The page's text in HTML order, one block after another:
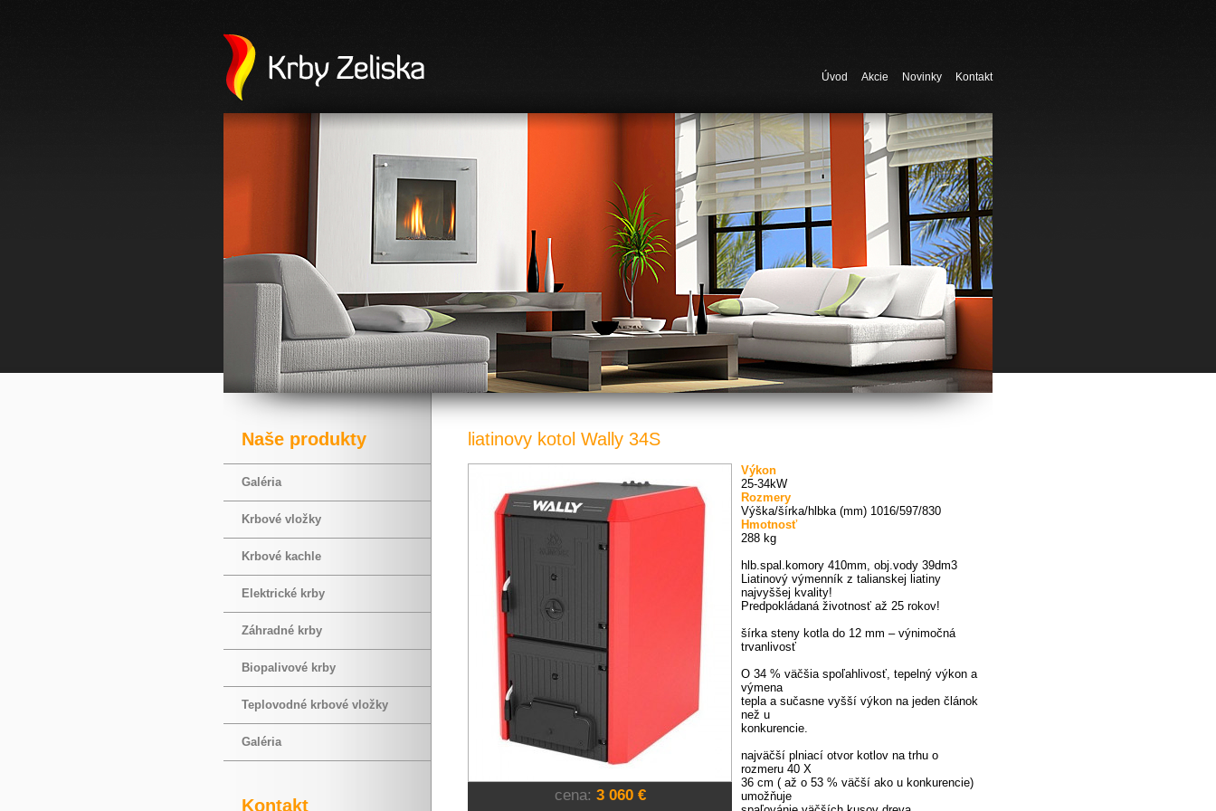
Úvod Akcie Novinky Kontakt
Naše produkty
Galéria
Krbové vložky
Krbové kachle
Elektrické krby
Záhradné krby
Biopalivové krby
Teplovodné krbové vložky
Galéria
Kontakt
liatinovy kotol Wally 34S
cena: 3 060 €
Výkon
25-34kW
Rozmery
Výška/šírka/hlbka (mm) 1016/597/830
Hmotnosť
288 kg
hlb.spal.komory 410mm, obj.vody 39dm3
Liatinový výmenník z talianskej liatiny
najvyššej kvality!
Predpokládaná životnosť až 25 rokov!
šírka steny kotla do 12 mm – výnimočná
trvanlivosť
O 34 % väčšia spoľahlivosť, tepelný výkon a
výmena
tepla a sučasne vyšší výkon na jeden článok
než u
konkurencie.
najväčší plniací otvor kotlov na trhu o
rozmeru 40 X
36 cm ( až o 53 % väčší ako u konkurencie)
umožňuje